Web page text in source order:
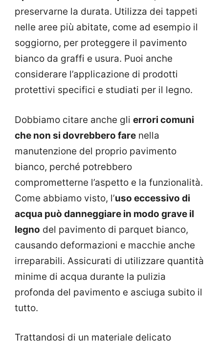
preservarne la durata. Utilizza dei tappeti
nelle aree più abitate, come ad esempio il
soggiorno, per proteggere il pavimento
bianco da graffi e usura. Puoi anche
considerare l’applicazione di prodotti
protettivi specifici e studiati per il legno.
Dobbiamo citare anche gli errori comuni
che non si dovrebbero fare nella
manutenzione del proprio pavimento
bianco, perché potrebbero
comprometterne l’aspetto e la funzionalità.
Come abbiamo visto, l’uso eccessivo di
acqua può danneggiare in modo grave il
legno del pavimento di parquet bianco,
causando deformazioni e macchie anche
irreparabili. Assicurati di utilizzare quantità
minime di acqua durante la pulizia
profonda del pavimento e asciuga subito il
tutto.
Trattandosi di un materiale delicato